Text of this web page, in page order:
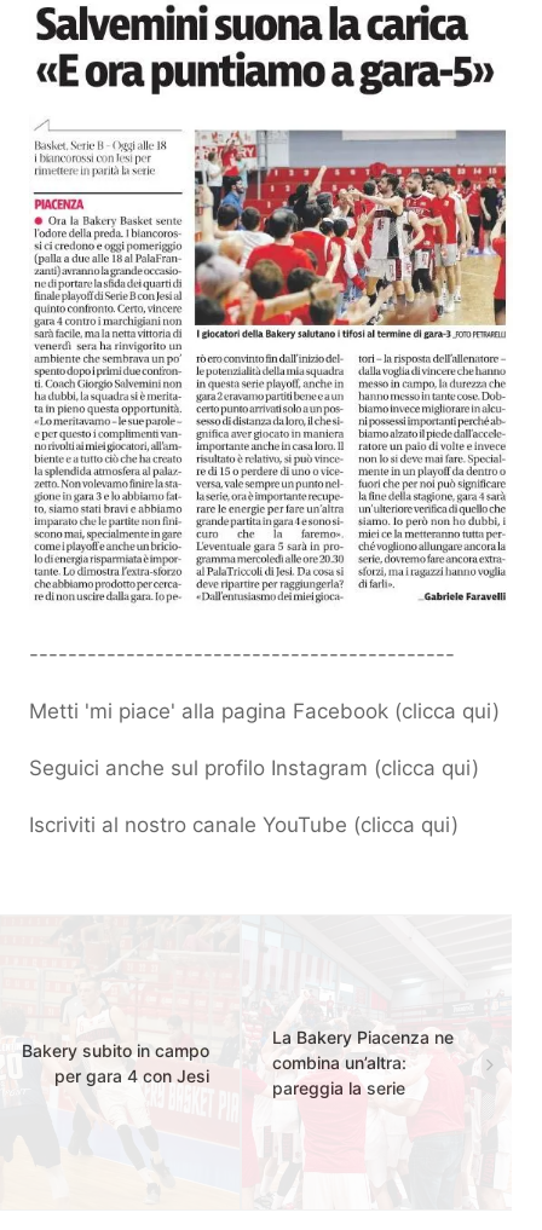
--------------------------------------------
Metti 'mi piace' alla pagina Facebook (clicca qui)
Seguici anche sul profilo Instagram (clicca qui)
Iscriviti al nostro canale YouTube (clicca qui)
Bakery subito in campo
per gara 4 con Jesi
La Bakery Piacenza ne
combina un’altra:
pareggia la serie